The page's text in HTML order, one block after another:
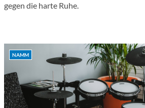
gegen die harte Ruhe.
NAMM